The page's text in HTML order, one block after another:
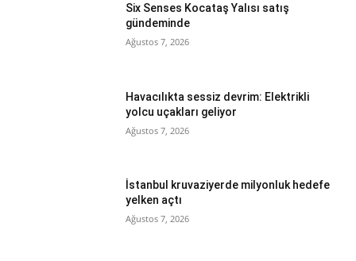
Six Senses Kocataş Yalısı satış
gündeminde
Ağustos 7, 2026
Havacılıkta sessiz devrim: Elektrikli
yolcu uçakları geliyor
Ağustos 7, 2026
İstanbul kruvaziyerde milyonluk hedefe
yelken açtı
Ağustos 7, 2026